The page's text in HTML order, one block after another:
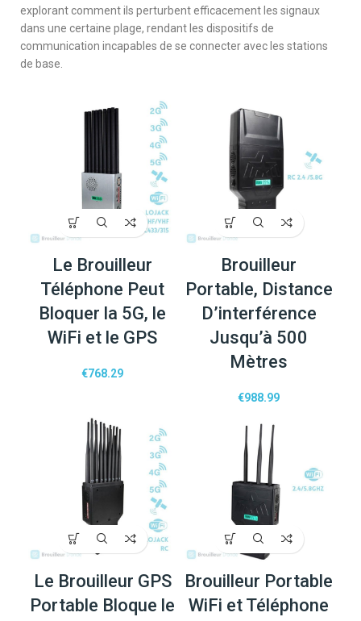
explorant comment ils perturbent efficacement les signaux
dans une certaine plage, rendant les dispositifs de
communication incapables de se connecter avec les stations
de base.
Le Brouilleur
Téléphone Peut
Bloquer la 5G, le
WiFi et le GPS
€768.29
Brouilleur
Portable, Distance
D’interférence
Jusqu’à 500
Mètres
€988.99
Le Brouilleur GPS
Portable Bloque le
Brouilleur Portable
WiFi et Téléphone